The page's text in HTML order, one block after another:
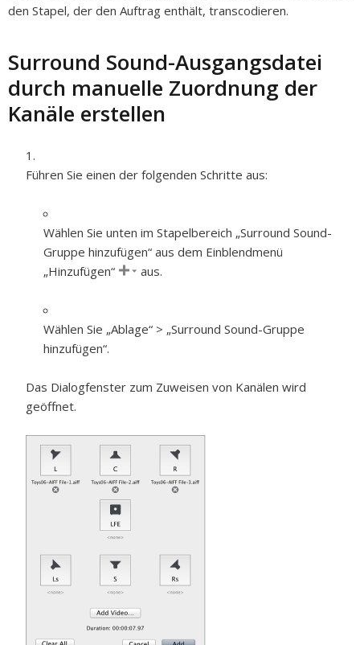
den Stapel, der den Auftrag enthält, transcodieren.
Surround Sound-Ausgangsdatei
durch manuelle Zuordnung der
Kanäle erstellen
Führen Sie einen der folgenden Schritte aus:
Wählen Sie unten im Stapelbereich „Surround Sound-
Gruppe hinzufügen“ aus dem Einblendmenü
„Hinzufügen“
aus.
Wählen Sie „Ablage“ > „Surround Sound-Gruppe
hinzufügen“.
Das Dialogfenster zum Zuweisen von Kanälen wird
geöffnet.